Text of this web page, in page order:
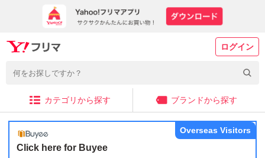
ログイン
カテゴリから探す ブランドから探す
Click here for Buyee
Overseas Visitors